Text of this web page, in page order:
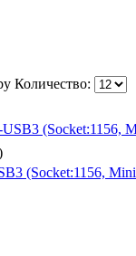
Количество:
(Socket:1156,